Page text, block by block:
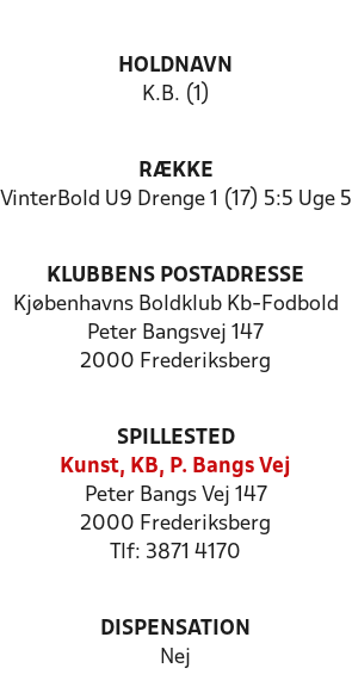
HOLDNAVN
K.B. (1)
RÆKKE
VinterBold U9 Drenge 1 (17) 5:5 Uge 5
KLUBBENS POSTADRESSE
Kjøbenhavns Boldklub Kb-Fodbold
Peter Bangsvej 147
2000 Frederiksberg
SPILLESTED
Kunst, KB, P. Bangs Vej
Peter Bangs Vej 147
2000 Frederiksberg
Tlf: 3871 4170
DISPENSATION
Nej